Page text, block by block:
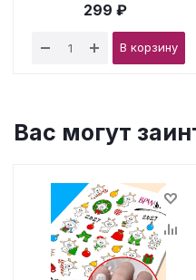
299 ₽
В корзину
Вас могут